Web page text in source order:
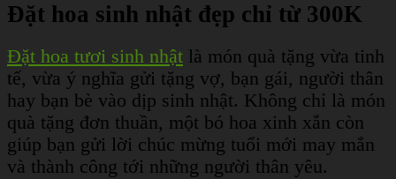
Đặt hoa sinh nhật đẹp chỉ từ 300K
Đặt hoa tươi sinh nhật là món quà tặng vừa tinh
tế, vừa ý nghĩa gửi tặng vợ, bạn gái, người thân
hay bạn bè vào dịp sinh nhật. Không chỉ là món
quà tặng đơn thuần, một bó hoa xinh xắn còn
giúp bạn gửi lời chúc mừng tuổi mới may mắn
và thành công tới những người thân yêu.